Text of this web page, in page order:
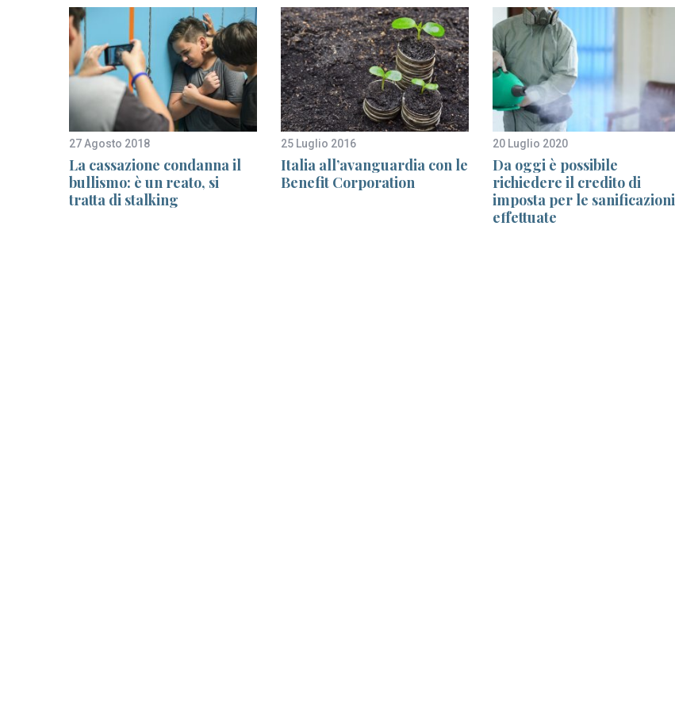
27 Agosto 2018
La cassazione condanna il
bullismo: è un reato, si
tratta di stalking
25 Luglio 2016
Italia all’avanguardia con le
Benefit Corporation
20 Luglio 2020
Da oggi è possibile
richiedere il credito di
imposta per le sanificazioni
effettuate